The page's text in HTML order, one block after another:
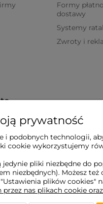
Formy
dostawy
Systemy
Zwroty i
prywatność
i podobnych technologii,
cookie wykorzystujemy
jedynie pliki niezbędne do
niezbędnych). Możesz
plików cookies"
przez nas plikach cookie